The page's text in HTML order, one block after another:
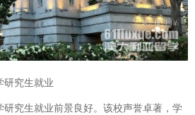
研究生就业
研究生就业前景良好。该校声誉卓著，学